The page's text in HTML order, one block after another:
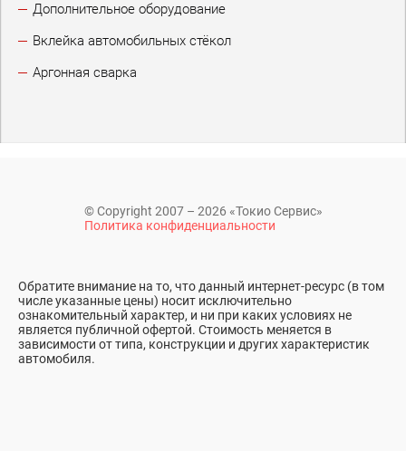
Дополнительное оборудование
Вклейка автомобильных стёкол
Аргонная сварка
© Copyright 2007 – 2026 «Токио Сервис»
Политика конфиденциальности
Обратите внимание на то, что данный интернет-ресурс (в том
числе указанные цены) носит исключительно
ознакомительный характер, и ни при каких условиях не
является публичной офертой. Стоимость меняется в
зависимости от типа, конструкции и других характеристик
автомобиля.